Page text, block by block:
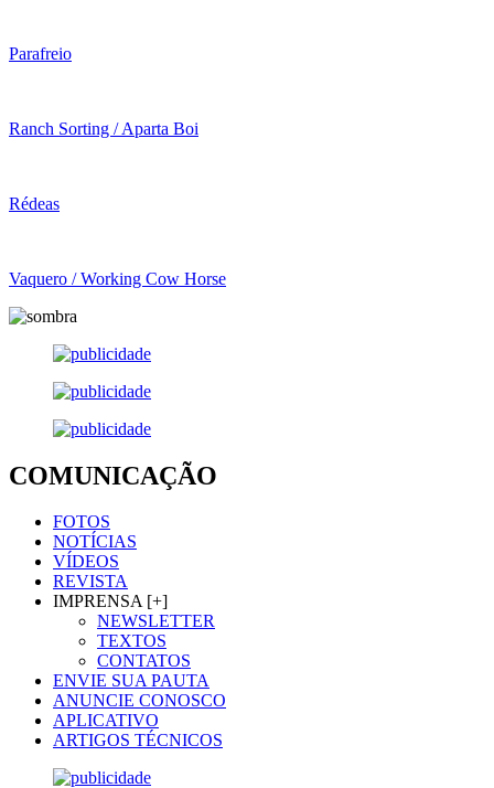
Parafreio
Ranch Sorting / Aparta Boi
Rédeas
Vaquero / Working Cow Horse
COMUNICAÇÃO
FOTOS
NOTÍCIAS
VÍDEOS
REVISTA
IMPRENSA [+]
NEWSLETTER
TEXTOS
CONTATOS
ENVIE SUA PAUTA
ANUNCIE CONOSCO
APLICATIVO
ARTIGOS TÉCNICOS